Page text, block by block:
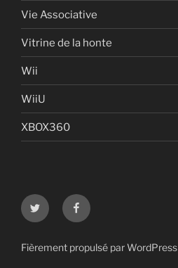
Vie Associative
Vitrine de la honte
Wii
WiiU
XBOX360
Twitter Facebook
Fièrement propulsé par WordPress